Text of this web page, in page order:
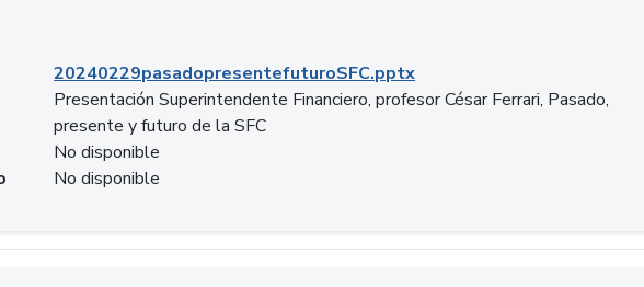
20240229pasadopresentefuturoSFC.pptx
Presentación Superintendente Financiero, profesor César Ferrari, Pasado,
presente y futuro de la SFC
No disponible
No disponible